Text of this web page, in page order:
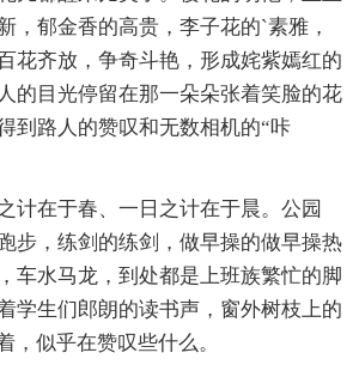
，郁金香的高贵，李子花的`素雅，
齐放，争奇斗艳，形成姹紫嫣红的
的目光停留在那一朵朵张着笑脸的花
到路人的赞叹和无数相机的“咔
计在于春、一日之计在于晨。公园
步，练剑的练剑，做早操的做早操热
车水马龙，到处都是上班族繁忙的脚
学生们郎朗的读书声，窗外树枝上的
，似乎在赞叹些什么。